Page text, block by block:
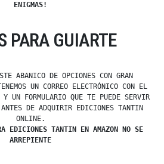
ENIGMAS!
PARA GUIARTE
ABANICO DE OPCIONES CON GRAN
UN CORREO ELECTRÓNICO CON EL
Y UN FORMULARIO QUE TE PUEDE SERVIR
ANTES DE ADQUIRIR EDICIONES TANTIN
ONLINE.
EDICIONES TANTIN EN AMAZON NO SE
ARREPIENTE